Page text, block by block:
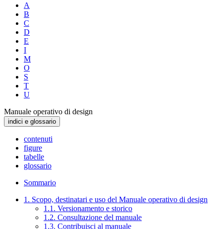
A
B
C
D
E
I
M
O
S
T
U
Manuale operativo di design
indici e glossario
contenuti
figure
tabelle
glossario
Sommario
1. Scopo, destinatari e uso del Manuale operativo di design
1.1. Versionamento e storico
1.2. Consultazione del manuale
1.3. Contribuisci al manuale